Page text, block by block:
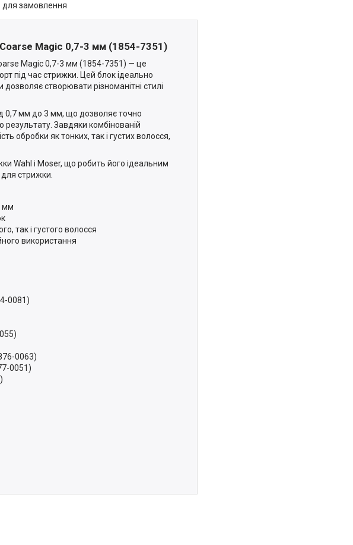
для замовлення
Magic 0,7-3 мм (1854-7351)
Magic 0,7-3 мм (1854-7351) — це
під час стрижки. Цей блок ідеально
створювати різноманітні стилі
0,7 мм до 3 мм, що дозволяє точно
Завдяки комбінованій
обробки як тонких, так і густих волосся,
Wahl і Moser, що робить його ідеальним
стрижки.
мм
так і густого волосся
використання
0081)
0063)
0051)